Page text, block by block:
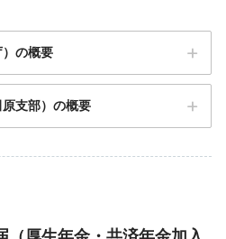
足柄上郡開成町延沢773番地
の概要
支部）の概要